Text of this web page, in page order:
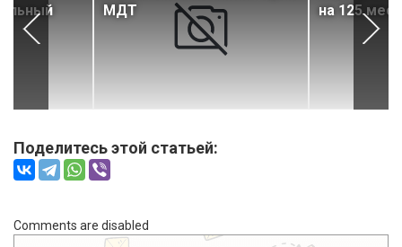
МДТ
на 125 мест
Поделитесь этой статьей:
Comments are disabled